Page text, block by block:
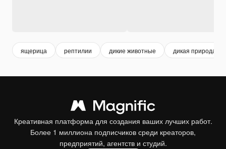
ящерица рептилии дикие животные дикая природа
Креативная платформа для создания ваших лучших работ.
Более 1 миллиона подписчиков среди креаторов,
предприятий, агентств и студий.